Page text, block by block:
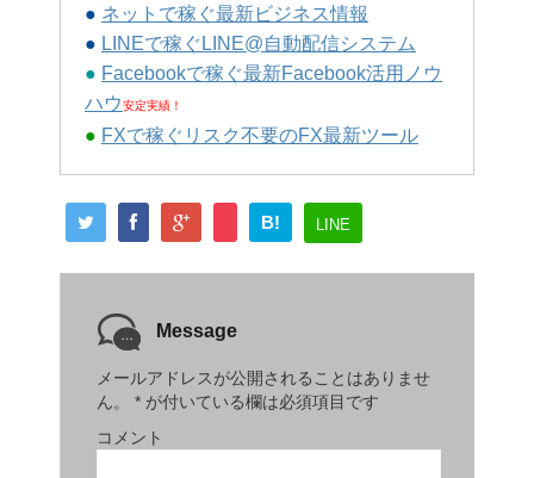
● ネットで稼ぐ最新ビジネス情報
● LINEで稼ぐLINE@自動配信システム
● Facebookで稼ぐ最新Facebook活用ノウ
ハウ安定実績！
● FXで稼ぐリスク不要のFX最新ツール
B! LINE
Message
メールアドレスが公開されることはありませ
ん。
* が付いている欄は必須項目です
コメント